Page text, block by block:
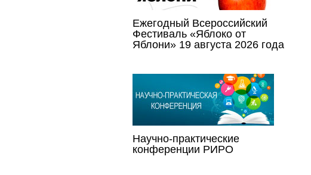
Ежегодный Всероссийский
Фестиваль «Яблоко от
Яблони» 19 августа 2026 года
Научно-практические
конференции РИРО